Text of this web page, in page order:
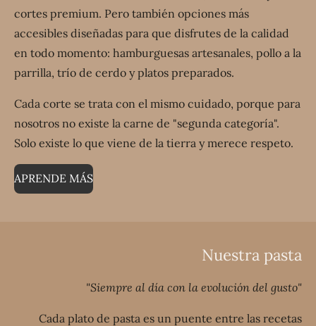
cortes premium. Pero también opciones más
accesibles diseñadas para que disfrutes de la calidad
en todo momento: hamburguesas artesanales, pollo a la
parrilla, trío de cerdo y platos preparados.
Cada corte se trata con el mismo cuidado, porque para
nosotros no existe la carne de "segunda categoría".
Solo existe lo que viene de la tierra y merece respeto.
APRENDE MÁS
Nuestra pasta
"Siempre al día con la evolución del gusto"
Cada plato de pasta es un puente entre las recetas